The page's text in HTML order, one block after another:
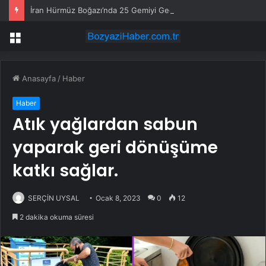
İran Hürmüz Boğazı’nda 25 Gemiyi Geçişe İzin Verdi
Menü
Anasayfa / Haber
Haber
Atık yağlardan sabun
yaparak geri dönüşüme
katkı sağlar.
SERÇİN UYSAL Ocak 8, 2023 0 12
2 dakika okuma süresi